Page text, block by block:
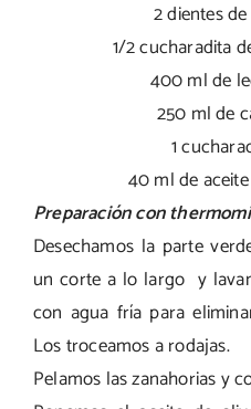
2 dientes
1/2 cucharadita
400 ml de
250 ml de
1
40 ml de
Preparación con
Desechamos la parte
un corte a lo largo y
con agua fría para
Los troceamos a rodajas.
Pelamos las zanahorias y